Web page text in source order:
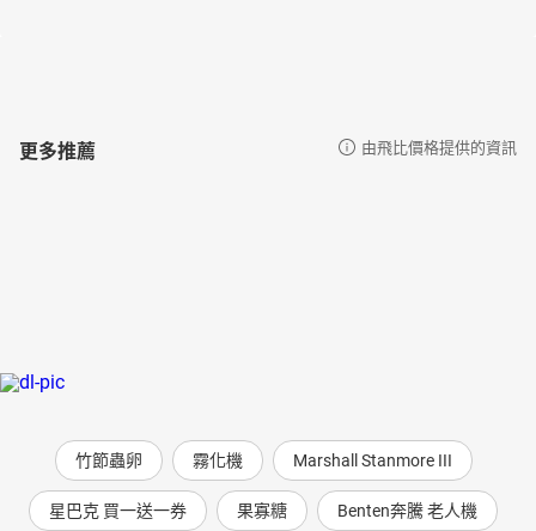
**林佩芬（台中市立大墩國中家長會副會長）－－**話，天天都說。
嚮往寧靜丶一致的對話，邀您藉由此書走進對話的桃花源。
己，也傾聽對方的想法。對話是接納：接納自己，也接納對方……感
謝這本書引領我們發現對話的力量，感受生命交流的靜好。
**許扶堂（彰化縣國教輔導團數學領域專任輔導員）－－**如果你問
更多推薦 由飛比價格提供的資訊
竹節蟲卵 霧化機 Marshall Stanmore III
星巴克 買一送一券 果寡糖 Benten奔騰 老人機